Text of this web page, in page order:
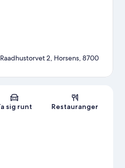
Karta
2, Horsens, 8700
sig runt Restauranger